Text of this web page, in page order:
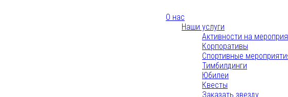
О нас
Наши услуги
Активности на
Корпоративы
Спортивные
Тимбилдинги
Юбилеи
Квесты
Заказать звезду